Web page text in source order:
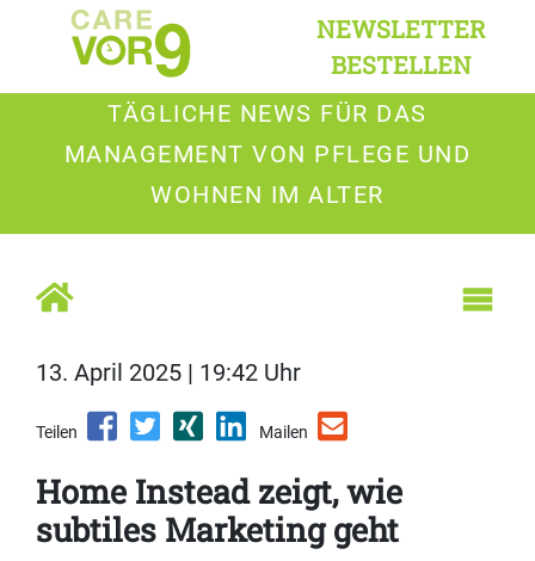
NEWSLETTER
BESTELLEN
TÄGLICHE NEWS FÜR DAS
MANAGEMENT VON PFLEGE UND
WOHNEN IM ALTER
13. April 2025 | 19:42 Uhr
Teilen Mailen
Home Instead zeigt, wie
subtiles Marketing geht